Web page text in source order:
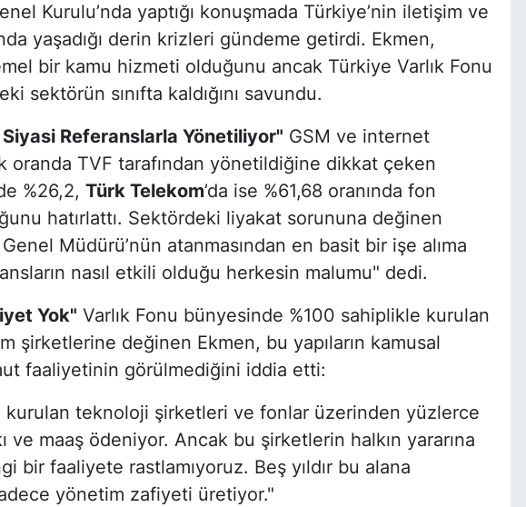
Kurulu’nda yaptığı konuşmada Türkiye’nin iletişim ve
yaşadığı derin krizleri gündeme getirdi. Ekmen,
bir kamu hizmeti olduğunu ancak Türkiye Varlık Fonu
sektörün sınıfta kaldığını savundu.
Referanslarla Yönetiliyor" GSM ve internet
oranda TVF tarafından yönetildiğine dikkat çeken
%26,2, Türk Telekom’da ise %61,68 oranında fon
hatırlattı. Sektördeki liyakat sorununa değinen
Müdürü’nün atanmasından en basit bir işe alıma
nasıl etkili olduğu herkesin malumu" dedi.
Yok" Varlık Fonu bünyesinde %100 sahiplikle kurulan
şirketlerine değinen Ekmen, bu yapıların kamusal
faaliyetinin görülmediğini iddia etti:
kurulan teknoloji şirketleri ve fonlar üzerinden yüzlerce
ve maaş ödeniyor. Ancak bu şirketlerin halkın yararına
bir faaliyete rastlamıyoruz. Beş yıldır bu alana
yönetim zafiyeti üretiyor."